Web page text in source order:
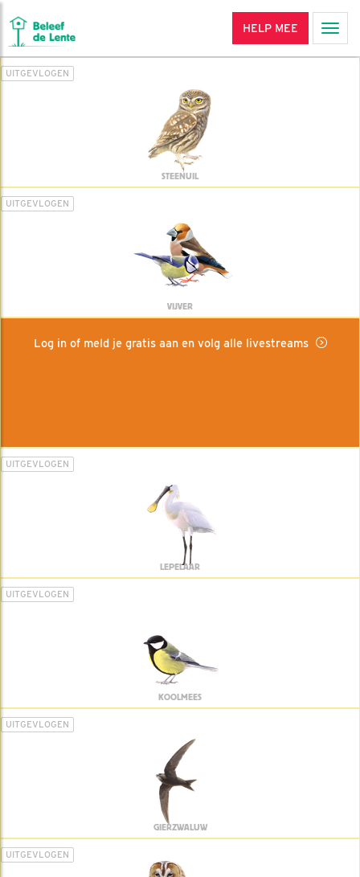
HELP MEE
UITGEVLOGEN
STEENUIL
UITGEVLOGEN
VIJVER
Log in of meld je gratis aan en volg alle livestreams
UITGEVLOGEN
LEPELAAR
UITGEVLOGEN
KOOLMEES
UITGEVLOGEN
GIERZWALUW
UITGEVLOGEN